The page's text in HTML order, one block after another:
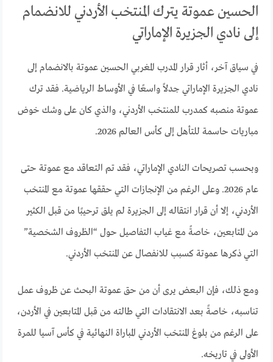
الحسين عموتة يترك المنتخب الأردني للانضمام
إلى نادي الجزيرة الإماراتي
في سياق آخر، أثار قرار المدرب المغربي الحسين عموتة بالانضمام إلى
نادي الجزيرة الإماراتي جدلاً واسعًا في الأوساط الرياضية. فقد ترك
عموتة منصبه كمدرب للمنتخب الأردني، والذي كان على وشك خوض
مباريات حاسمة للتأهل إلى كأس العالم 2026.
وبحسب تصريحات النادي الإماراتي، فقد تم التعاقد مع عموتة حتى
عام 2026. وعلى الرغم من الإنجازات التي حققها عموتة مع المنتخب
الأردني، إلا أن قرار انتقاله إلى الجزيرة لم يلق ترحيبًا من قبل الكثير
من المتابعين، خاصةً مع غياب التفاصيل حول “الظروف الشخصية”
التي ذكرها عموتة كسبب للانفصال عن المنتخب الأردني.
ومع ذلك، فإن البعض يرى أن من حق عموتة البحث عن ظروف عمل
تناسبه، خاصةً بعد الانتقادات التي طالته من قبل المتابعين في الأردن،
على الرغم من بلوغ المنتخب الأردني المباراة النهائية في كأس آسيا للمرة
الأولى في تاريخه.